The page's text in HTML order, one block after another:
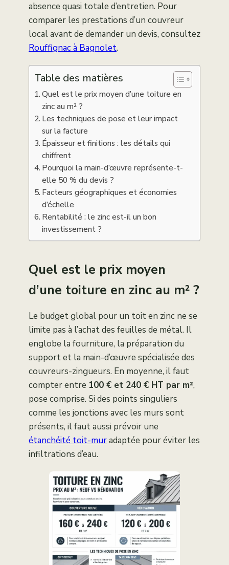
absence quasi totale d’entretien. Pour
comparer les prestations d’un couvreur
local avant de demander un devis, consultez
Rouffignac à Bagnolet.
Table des matières
Quel est le prix moyen d’une toiture en
zinc au m² ?
Les techniques de pose et leur impact
sur la facture
Épaisseur et finitions : les détails qui
chiffrent
Pourquoi la main-d’œuvre représente-t-
elle 50 % du devis ?
Facteurs géographiques et économies
d’échelle
Rentabilité : le zinc est-il un bon
investissement ?
Quel est le prix moyen
d’une toiture en zinc au m² ?
Le budget global pour un toit en zinc ne se
limite pas à l’achat des feuilles de métal. Il
englobe la fourniture, la préparation du
support et la main-d’œuvre spécialisée des
couvreurs-zingueurs. En moyenne, il faut
compter entre 100 € et 240 € HT par m²,
pose comprise. Si des points singuliers
comme les jonctions avec les murs sont
présents, il faut aussi prévoir une
étanchéité toit-muradaptée pour éviter les
infiltrations d’eau.